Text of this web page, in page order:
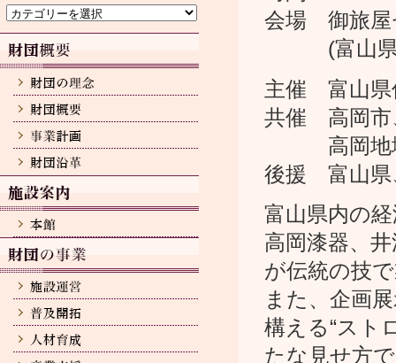
会場 御旅屋
(富山県高
主催 富山県
共催 高岡市
高岡地域
後援 富山県
富山県内の
高岡漆器、
が伝統の技
また、企画
構える“スト
たな見せ方
ゴ
リ
ー